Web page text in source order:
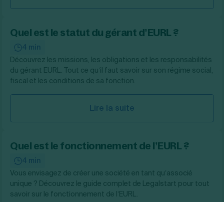
Quel est le statut du gérant d’EURL ?
4 min
Découvrez les missions, les obligations et les responsabilités
du gérant EURL. Tout ce qu’il faut savoir sur son régime social,
fiscal et les conditions de sa fonction.
Lire la suite
Quel est le fonctionnement de l’EURL ?
4 min
Vous envisagez de créer une société en tant qu’associé
unique ? Découvrez le guide complet de Legalstart pour tout
savoir sur le fonctionnement de l’EURL.